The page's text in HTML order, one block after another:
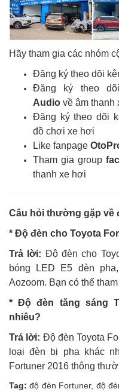
Hãy tham gia các nhóm
Đăng ký theo dõi
Đăng ký theo
Audio về âm thanh
Đăng ký theo dõi
đồ chơi xe hơi
Like fanpage
Tham gia group
thanh xe hơi
Câu hỏi thường gặp về
* Độ đèn cho Toyota
Trả lời: Độ đèn cho
bóng LED E5 đèn
Aozoom. Bạn có thể
* Độ đèn tăng sáng
nhiêu?
Trả lời: Độ đèn Toyota
loại đèn bi pha khác
Fortuner 2016 thông
Tag: độ đèn Fortuner, độ